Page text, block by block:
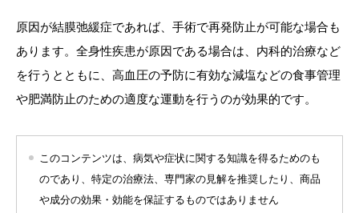
原因が結膜弛緩症であれば、手術で再発防止が可能な場合も
あります。全身性疾患が原因である場合は、内科的治療など
を行うとともに、高血圧の予防に有効な減塩などの食事管理
や肥満防止のための適度な運動を行うのが効果的です。
このコンテンツは、病気や症状に関する知識を得るためのも
のであり、特定の治療法、専門家の見解を推奨したり、商品
や成分の効果・効能を保証するものではありません